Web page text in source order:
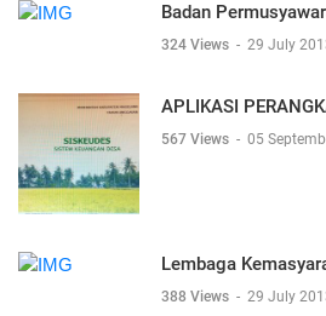
Badan
324 Views - 29 July
APLIKASI
567 Views - 05
Lembaga
388 Views - 29 July